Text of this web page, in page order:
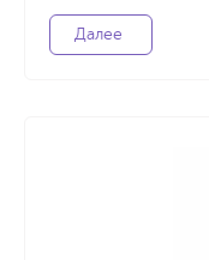
Далее